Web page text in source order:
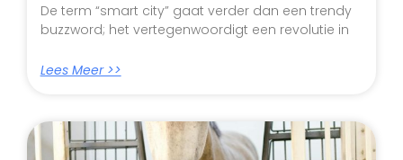
De term “smart city” gaat verder dan een trendy
buzzword; het vertegenwoordigt een revolutie in
Lees Meer >>